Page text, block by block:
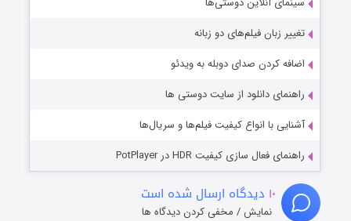
تغییر زبان فیلم‌های دو زبانه
اضافه کردن صدای دوبله به ویدئو
راهنمای دانلود از سایت دوستی ها
آشنایی با انواع کیفیت فیلم‌ها و سریال‌ها
راهنمای فعال سازی کیفیت HDR در PotPlayer
۱۰ دیدگاه ارسال شده است
نمایش / مخفی کردن دیدگاه ها